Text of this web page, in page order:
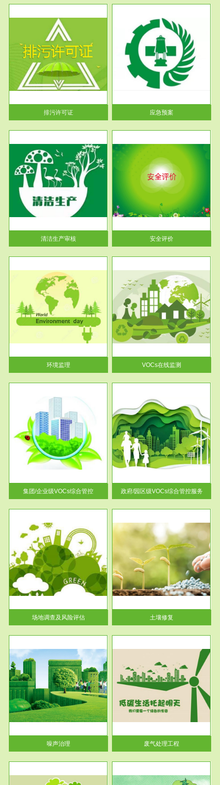
排污许可证
服务范围
应急预案
根据《中华人民共和国环境保护
法》第十九条 企业事业单位应
当按照...
应急预案
清洁生产审核
服务范围
安全评价
安全评价安全评价目的是查找、
分析和预测工程、系统、生产经
营活...
安全评价
环境监理
服务范围
VOCs在线监测
根据《重点区域大气污染防
治“十二五”规划》有机废气净化
率达...
VOCs在线监测
集团/企业级VOCs综合管控
服务范围
政府/园区级VOCs综合管控服务
根据《石化行业挥发性有机物综
合整治方案》文件要求，到2017
年，全...
政府/园区级VOCs综合管控服务
场地调查及风险评估
服务范围
土壤修复
土壤修复
噪声治理
服务范围
废气处理工程
废气处理工程